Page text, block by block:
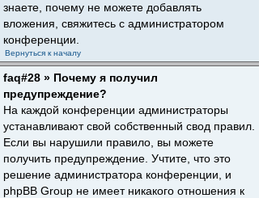
знаете, почему не можете добавлять
вложения, свяжитесь с администратором
конференции.
Вернуться к началу
faq#28 » Почему я получил
предупреждение?
На каждой конференции администраторы
устанавливают свой собственный свод правил.
Если вы нарушили правило, вы можете
получить предупреждение. Учтите, что это
решение администратора конференции, и
phpBB Group не имеет никакого отношения к